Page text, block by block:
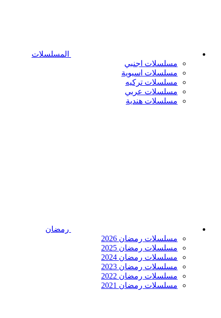
المسلسلات
مسلسلات اجنبي
مسلسلات اسيوية
مسلسلات تركيه
مسلسلات عربي
مسلسلات هندية
رمضان
مسلسلات رمضان 2026
مسلسلات رمضان 2025
مسلسلات رمضان 2024
مسلسلات رمضان 2023
مسلسلات رمضان 2022
مسلسلات رمضان 2021